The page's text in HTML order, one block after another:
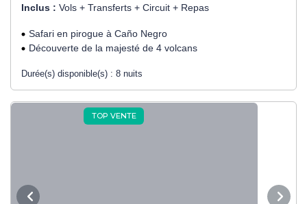
Inclus : Vols + Transferts + Circuit + Repas
Safari en pirogue à Caño Negro
Découverte de la majesté de 4 volcans
Durée(s) disponible(s) : 8 nuits
TOP VENTE